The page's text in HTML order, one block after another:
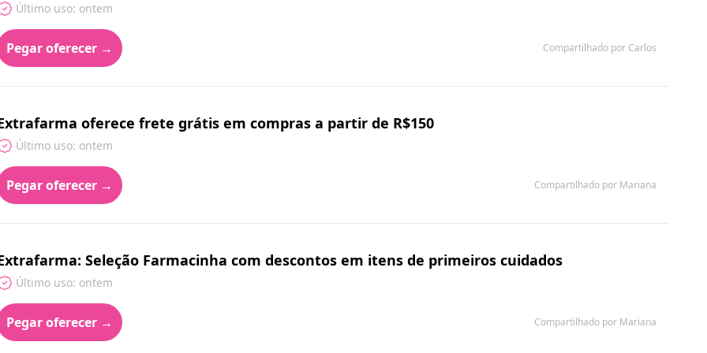
Último uso: ontem
Pegar oferecer → Compartilhado por Carlos
oferece frete grátis em compras a partir de R$150
Último uso: ontem
Pegar oferecer → Compartilhado por Mariana
Seleção Farmacinha com descontos em itens de primeiros cuidados
Último uso: ontem
Pegar oferecer → Compartilhado por Mariana